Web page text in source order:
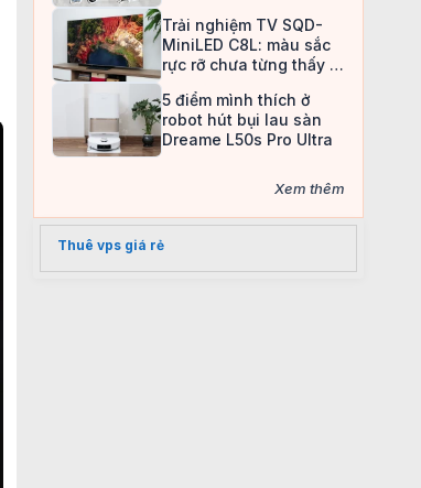
Trải nghiệm TV SQD-
MiniLED C8L: màu sắc
rực rỡ chưa từng thấy ở
5 điểm mình thích ở
robot hút bụi lau sàn
Dreame L50s Pro Ultra
Xem thêm
Thuê vps giá rẻ